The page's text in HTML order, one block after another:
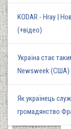
KODAR - Hray |
(+відео)
Україна стає
Newsweek (США)
Як українець
громадянство